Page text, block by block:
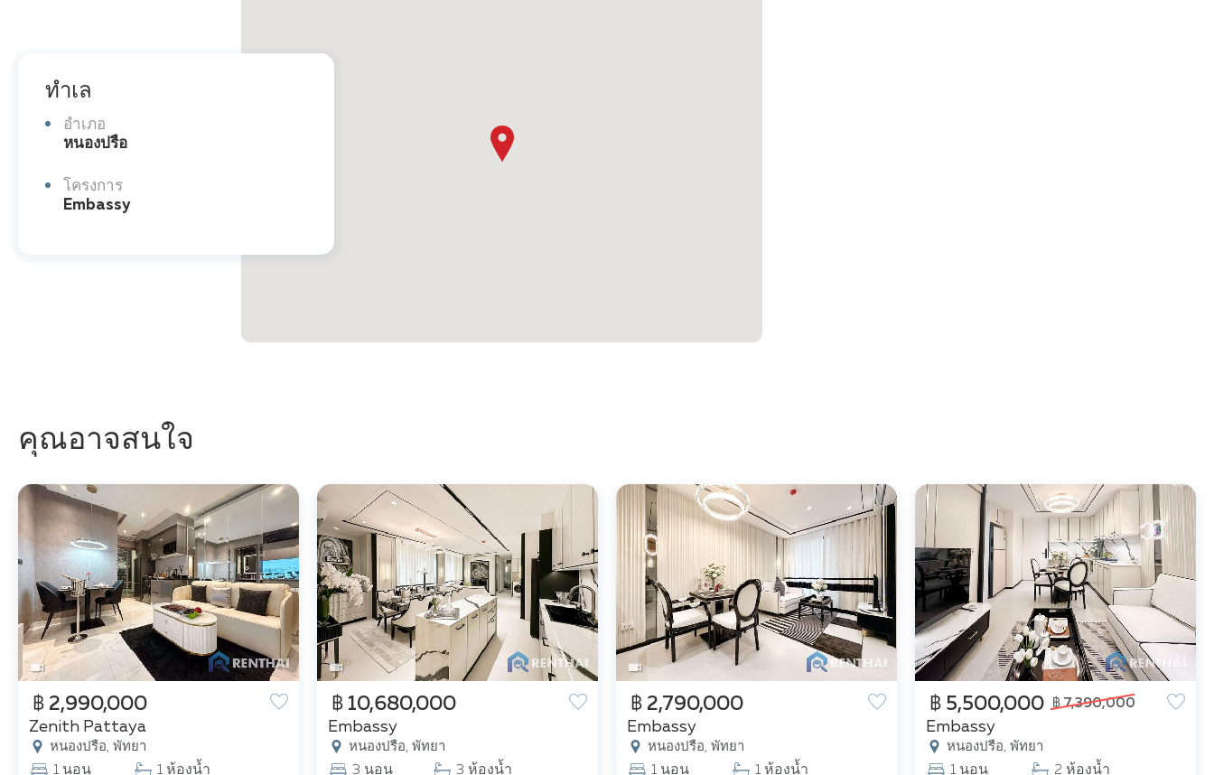
ทำเล
อำเภอ
หนองปรือ
โครงการ
Embassy
คุณอาจสนใจ
Zenith Pattaya
หนองปรือ, พัทยา
฿ 2,990,000
1 นอน 1 ห้องน้ำ
Embassy
หนองปรือ, พัทยา
฿ 10,680,000
3 นอน 3 ห้องน้ำ
Embassy
หนองปรือ, พัทยา
฿ 2,790,000
1 นอน 1 ห้องน้ำ
Embassy
หนองปรือ, พัทยา
฿ 5,500,000 ฿ 7,390,000
1 นอน 2 ห้องน้ำ